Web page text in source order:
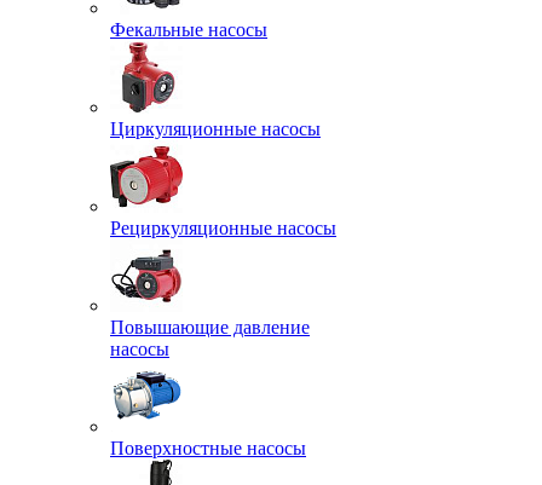
Фекальные насосы
Циркуляционные насосы
Рециркуляционные насосы
Повышающие давление
насосы
Поверхностные насосы